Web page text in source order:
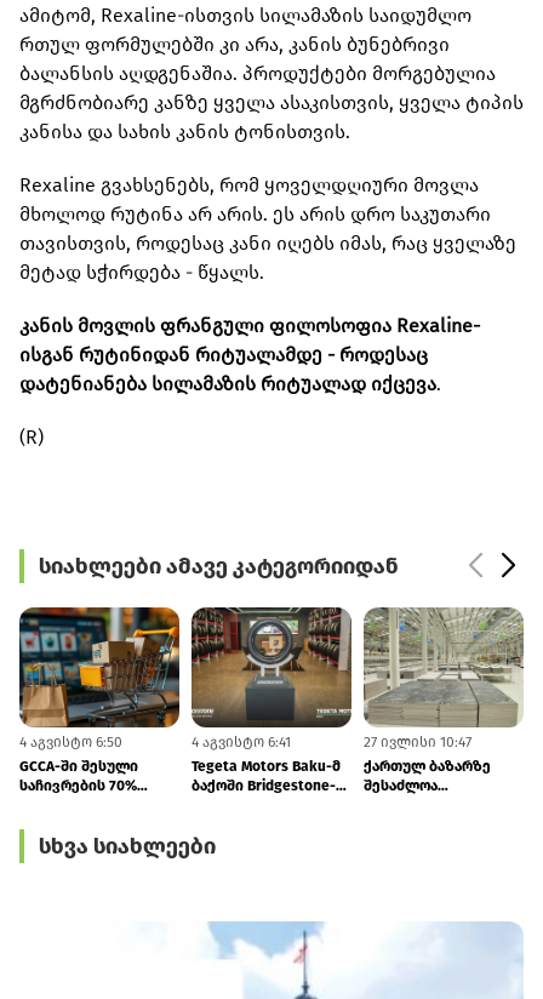
ამიტომ, Rexaline-ისთვის სილამაზის საიდუმლო
რთულ ფორმულებში კი არა, კანის ბუნებრივი
ბალანსის აღდგენაშია. პროდუქტები მორგებულია
მგრძნობიარე კანზე ყველა ასაკისთვის, ყველა ტიპის
კანისა და სახის კანის ტონისთვის.
Rexaline გვახსენებს, რომ ყოველდღიური მოვლა
მხოლოდ რუტინა არ არის. ეს არის დრო საკუთარი
თავისთვის, როდესაც კანი იღებს იმას, რაც ყველაზე
მეტად სჭირდება - წყალს.
კანის მოვლის ფრანგული ფილოსოფია Rexaline-
ისგან რუტინიდან რიტუალამდე - როდესაც
დატენიანება სილამაზის რიტუალად იქცევა.
(R)
სიახლეები ამავე კატეგორიიდან
4 აგვისტო 6:50
GCCA-ში შესული
საჩივრების 70%
4 აგვისტო 6:41
Tegeta Motors Baku-მ
ბაქოში Bridgestone-
27 ივლისი 10:47
ქართულ ბაზარზე
შესაძლოა
სხვა სიახლეები